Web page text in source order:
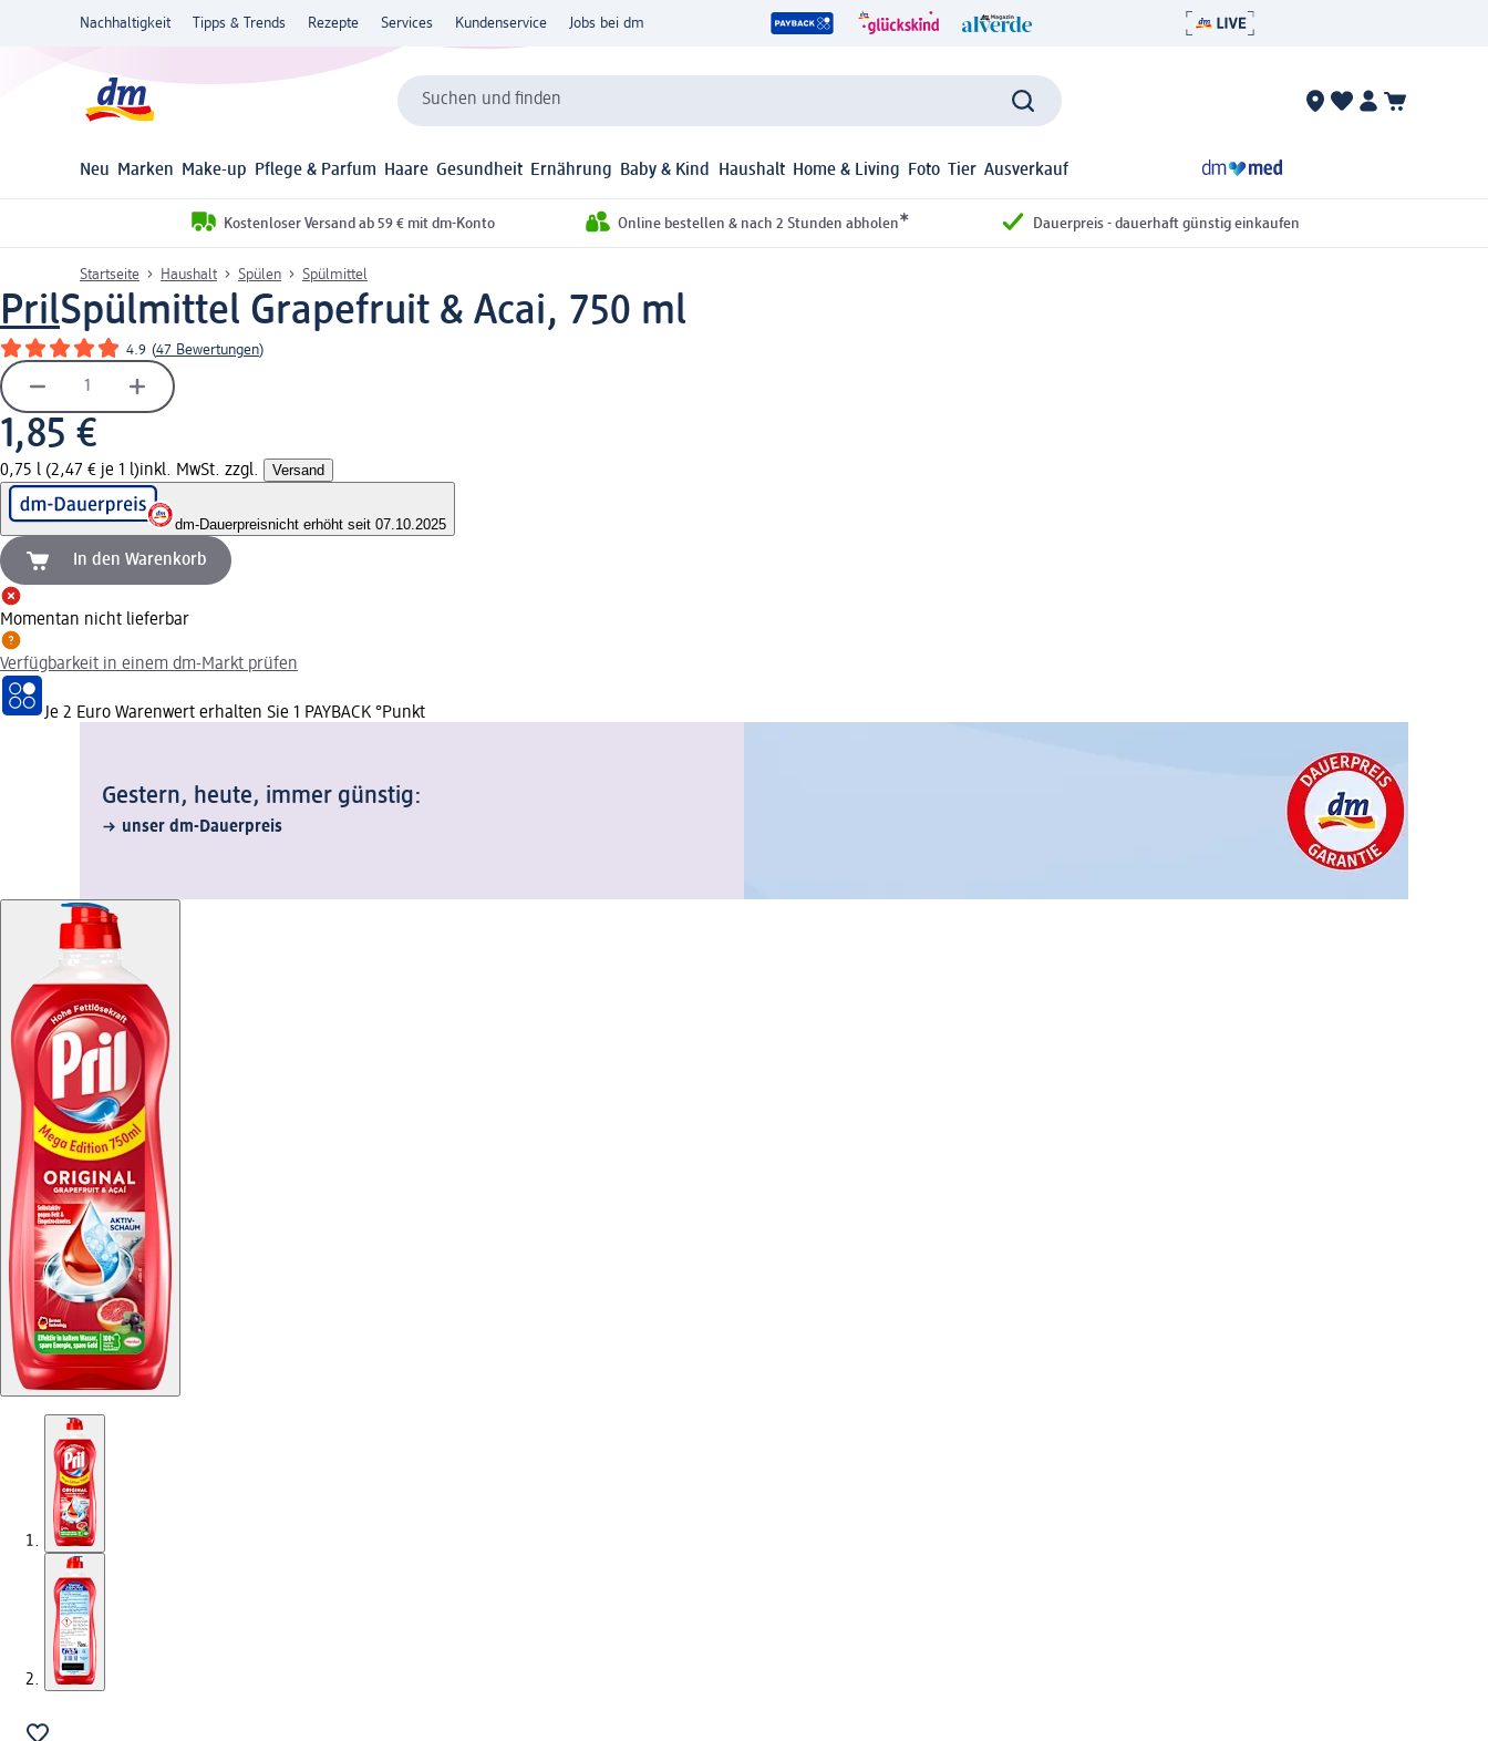
Nachhaltigkeit Tipps & Trends Rezepte Services Kundenservice Jobs bei dm
Suchen und finden
Neu Marken Make-up Pflege & Parfum Haare Gesundheit Ernährung Baby & Kind Haushalt Home & Living Foto Tier Ausverkauf
Kostenloser Versand ab 59 € mit dm-Konto Online bestellen & nach 2 Stunden abholen* Dauerpreis - dauerhaft günstig einkaufen
Startseite Haushalt Spülen Spülmittel
PrilSpülmittel Grapefruit & Acai, 750 ml
4.9 (47 Bewertungen)
1,85 €
0,75 l (2,47 € je 1 l)inkl. MwSt. zzgl. Versand
dm-Dauerpreisnicht erhöht seit 07.10.2025
In den Warenkorb
Momentan nicht lieferbar
Verfügbarkeit in einem dm-Markt prüfen
Je 2 Euro Warenwert erhalten Sie 1 PAYBACK °Punkt
Gestern, heute, immer günstig:
unser dm-Dauerpreis